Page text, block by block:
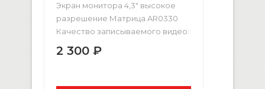
Экран монитора 4,3″ высокое
разрешение Матрица AR0330
Качество записываемого видео:
Full HD 1080p (1920×1080, 30 кадр/
сек) Поддерживаются карты
2 300 ₽